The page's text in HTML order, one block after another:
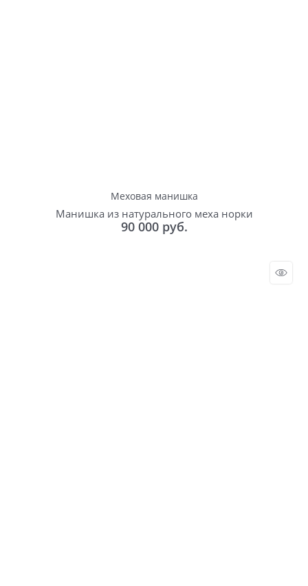
Меховая манишка
Манишка из натурального меха норки
90 000 руб.